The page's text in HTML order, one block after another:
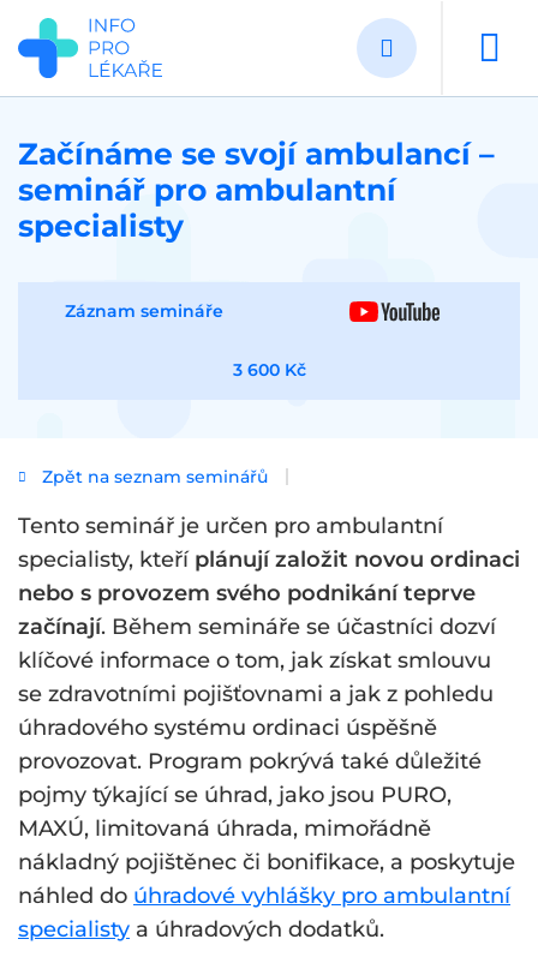
Přejít
hlavnímu
obsahu
Začínáme se svojí ambulancí –
seminář pro ambulantní
specialisty
Záznam semináře
3 600 Kč
Zpět na seznam seminářů
Tento seminář je určen pro ambulantní
specialisty, kteří plánují založit novou ordinaci
nebo s provozem svého podnikání teprve
začínají. Během semináře se účastníci dozví
klíčové informace o tom, jak získat smlouvu
se zdravotními pojišťovnami a jak z pohledu
úhradového systému ordinaci úspěšně
provozovat. Program pokrývá také důležité
pojmy týkající se úhrad, jako jsou PURO,
MAXÚ, limitovaná úhrada, mimořádně
nákladný pojištěnec či bonifikace, a poskytuje
náhled do úhradové vyhlášky pro ambulantní
specialisty a úhradových dodatků.